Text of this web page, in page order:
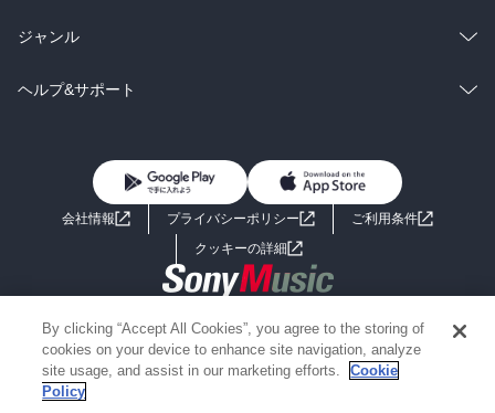
BL・TL
雑誌・グラビア
BL・TL
ラノベ
雑誌・グラビア
総合
ラノベ
ジャンル
コミック
ライトノベル 男子向けラノベ
小説
海外小説
ミステリー SF
歴史・時代小説
ヘルプ&サポート
よくあるご質問 お問い合わせ
会社情報 プライバシーポリシー
ご利用条件
クッキーの詳細
Copyright 2017 - 2026 Sony Music Entertainment(Japan) Inc.
Information on the site is for the Japan domestic market only
powered by
By clicking “Accept All Cookies”, you agree to the storing of
cookies on your device to enhance site navigation, analyze
site usage, and assist in our marketing efforts.
Cookie
Policy